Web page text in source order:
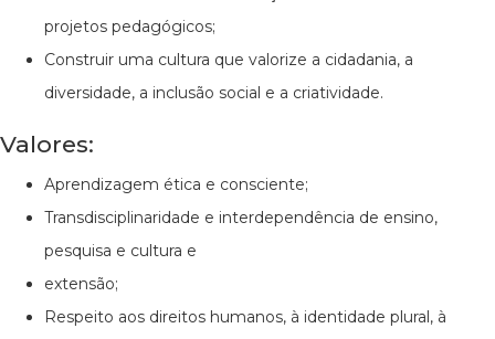
projetos pedagógicos;
Construir uma cultura que valorize a cidadania, a
diversidade, a inclusão social e a criatividade.
Valores:
Aprendizagem ética e consciente;
Transdisciplinaridade e interdependência de ensino,
pesquisa e cultura e
extensão;
Respeito aos direitos humanos, à identidade plural, à